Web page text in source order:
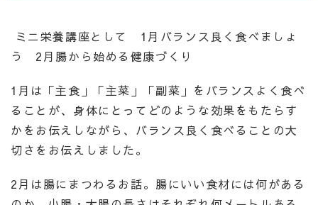
ミニ栄養講座として 1月バランス良く食べましょ
う 2月腸から始める健康づくり
1月は「主食」「主菜」「副菜」をバランスよく食べ
ることが、身体にとってどのような効果をもたらす
かをお伝えしながら、バランス良く食べることの大
切さをお伝えしました。
2月は腸にまつわるお話。腸にいい食材には何がある